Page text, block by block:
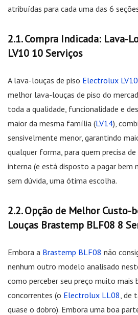
atribuídas para cada uma das 6
Compra Indicada: Lava-
LV10 10 Serviços
A lava-louças de piso Electrolux LV10
melhor lava-louças de piso do
toda a qualidade, funcionalidade e
maior da mesma família (LV14),
sensivelmente menor, garantindo
qualquer forma, para quem precisa de
interna (e está disposto a pagar bem
sem dúvida, uma ótima escolha.
Opção de Melhor Custo-
Louças Brastemp BLF08 8
Embora a Brastemp BLF08 não
nenhum outro modelo analisado
como perceber seu preço muito mais
concorrentes (o Electrolux LL08, de
quase o dobro). Embora uma boa